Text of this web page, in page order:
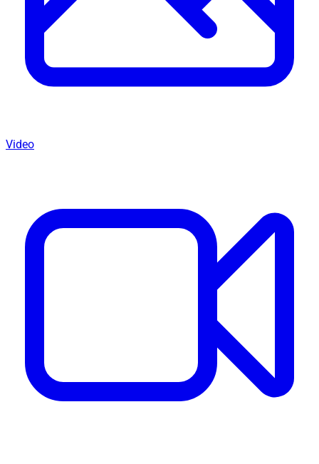
Video